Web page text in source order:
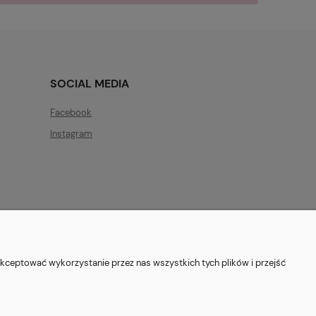
SOCIAL MEDIA
Facebook
Instagram
wykorzystanie przez nas wszystkich tych plików i przejść